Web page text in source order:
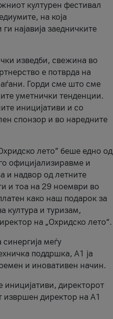
културен фестивал
на која
најавија заедничките
изведби, свежина во
е потврда на
Горди сме што сме
уметнички тенденции.
иницијативи и со
спонзор и во наредните
лето” беше едно од
официјализиравме и
и надвор од летните
и тоа на 29 ноември во
како наш подарок за
култура и туризам,
на „Охридско лето“.
меѓу
поддршка, A1 ја
и иновативен начин.
иницијативи, директорот
извршен директор на A1